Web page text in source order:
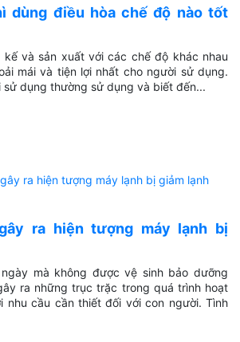
dùng điều hòa chế độ nào tốt
và sản xuất với các chế độ khác nhau
mái và tiện lợi nhất cho người sử dụng.
sử dụng thường sử dụng và biết đến...
ra hiện tượng máy lạnh bị
mà không được vệ sinh bảo dưỡng
ra những trục trặc trong quá trình hoạt
nhu cầu cần thiết đối với con người. Tình